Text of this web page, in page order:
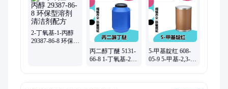
合剂、固化剂、染色助剂、防灰雾剂、乙二氧基、乙基己醇、邻
苯二甲、丙烯酰氯、光盘涂料、二氧基噻吩、表面活性剂、对氨
基苯甲醇、羧甲基纤维素、四氢呋喃甲醇、纳米管复合材料、全
氟辛基乙基醇
2-丁氧基-1-丙醇
29387-86-8 环保型
丙二醇丁醚 5131-
66-8 1-丁氧基-2-
5-甲基靛红 608-
05-9 5-甲基-2,3-吲